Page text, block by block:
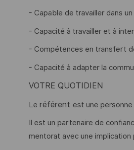
- Capable de travailler dans
- Capacité à travailler et à
- Compétences en transfert
- Capacité à adapter la
VOTRE QUOTIDIEN
Le référent est une
Il est un partenaire de
mentorat avec une